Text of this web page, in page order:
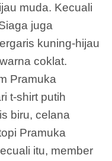
muda. Kecuali
juga
kuning-hijau
coklat.
Pramuka
t-shirt putih
biru, celana
Pramuka
itu, member